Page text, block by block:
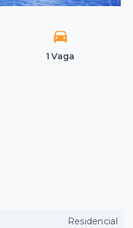
1 Vaga
Residencial